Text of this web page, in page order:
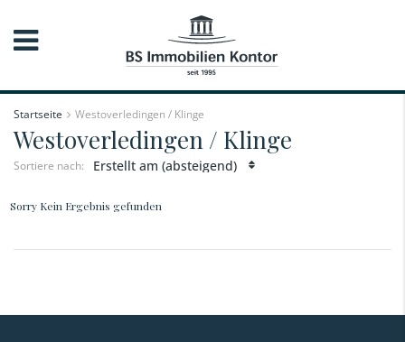
Startseite Westoverledingen / Klinge
Westoverledingen / Klinge
Sortiere nach: Erstellt am (absteigend)
Sorry Kein Ergebnis gefunden